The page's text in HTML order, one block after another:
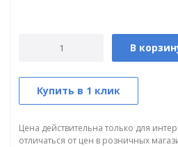
В
Купить в 1 клик
Цена действительна только для
отличаться от цен в розничных